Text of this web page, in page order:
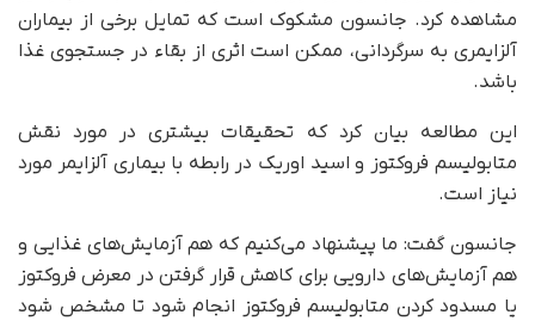
مشاهده کرد. جانسون مشکوک است که تمایل برخی از بیماران
آلزایمری به سرگردانی، ممکن است اثری از بقاء در جستجوی غذا
باشد.
این مطالعه بیان کرد که تحقیقات بیشتری در مورد نقش
متابولیسم فروکتوز و اسید اوریک در رابطه با بیماری آلزایمر مورد
نیاز است.
جانسون گفت: ما پیشنهاد می‌کنیم که هم آزمایش‌های غذایی و
هم آزمایش‌های دارویی برای کاهش قرار گرفتن در معرض فروکتوز
یا مسدود کردن متابولیسم فروکتوز انجام شود تا مشخص شود